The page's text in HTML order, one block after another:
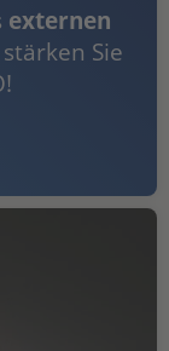
externen
Sie